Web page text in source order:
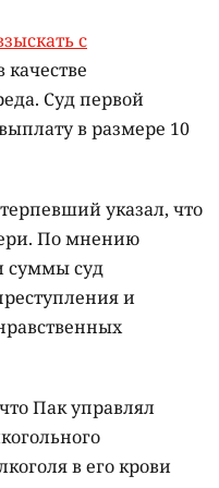
с
качестве
Суд первой
в размере 10
указал, что
По мнению
суммы суд
и
Пак управлял
в его крови